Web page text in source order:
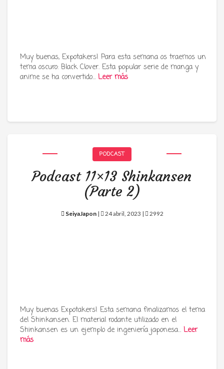
Muy buenas, Expotakers! Para esta semana os traemos un
tema oscuro: Black Clover. Esta popular serie de manga y
anime se ha convertido… Leer más
PODCAST
Podcast 11×13 Shinkansen
(Parte 2)
SeiyaJapon| 24 abril, 2023 | 2992
Muy buenas Expotakers! Esta semana finalizamos el tema
del Shinkansen. El material rodante utilizado en el
Shinkansen es un ejemplo de ingeniería japonesa… Leer
más